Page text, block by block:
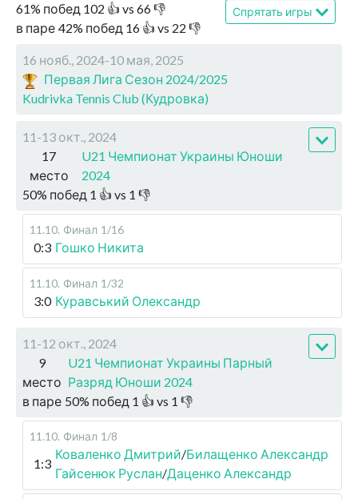
61% побед 102 👍 vs 66👎
в паре 42% побед 16 👍 vs 22 👎
Спрятать игры
16 нояб., 2024-10 мая, 2025
Первая Лига Сезон 2024/2025
Kudrivka Tennis Club (Кудровка)
11-13 окт., 2024
17
место
U21 Чемпионат Украины Юноши
2024
50% побед 1 👍 vs 1 👎
11.10. Финал 1/16
0:3 Гошко Никита
11.10. Финал 1/32
3:0 Куравський Олександр
11-12 окт., 2024
9
место
U21 Чемпионат Украины Парный
Разряд Юноши 2024
в паре 50% побед 1 👍 vs 1 👎
11.10. Финал 1/8
1:3
Коваленко Дмитрий/Билащенко Александр
Гайсенюк Руслан/Даценко Александр